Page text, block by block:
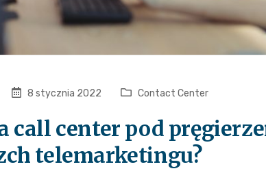
8 stycznia 2022 Contact Center
call center pod
telemarketingu?